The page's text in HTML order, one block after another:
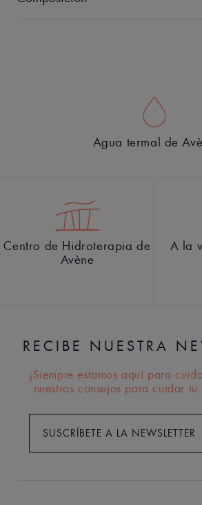
Agua termal de
Centro de Hidroterapia de
Avène
A la
RECIBE NUESTRA
¡Siempre estamos aquí para
nuestros consejos para cuidar
SUSCRÍBETE A LA NEWSLETTER